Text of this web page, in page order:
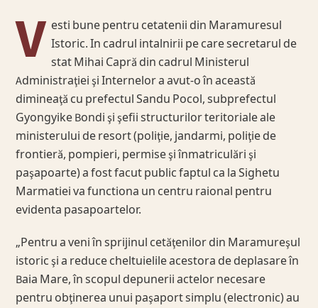
V esti bune pentru cetatenii din Maramuresul
Istoric. In cadrul intalnirii pe care secretarul de
stat Mihai Capră din cadrul Ministerul
Administraţiei şi Internelor a avut-o în această
dimineaţă cu prefectul Sandu Pocol, subprefectul
Gyongyike Bondi şi şefii structurilor teritoriale ale
ministerului de resort (poliţie, jandarmi, poliţie de
frontieră, pompieri, permise şi înmatriculări şi
paşapoarte) a fost facut public faptul ca la Sighetu
Marmatiei va functiona un centru raional pentru
evidenta pasapoartelor.
„Pentru a veni în sprijinul cetăţenilor din Maramureşul
istoric şi a reduce cheltuielile acestora de deplasare în
Baia Mare, în scopul depunerii actelor necesare
pentru obţinerea unui paşaport simplu (electronic) au